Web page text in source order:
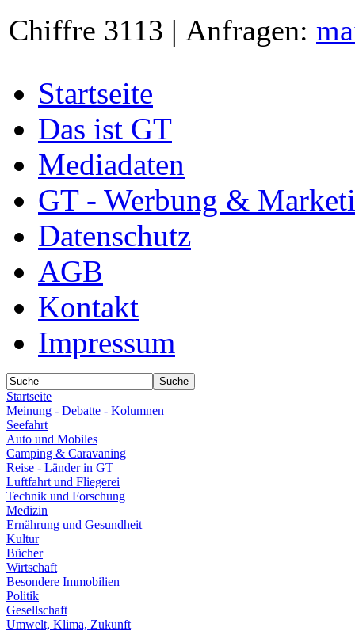
Chiffre 3113 | Anfragen:
Startseite
Das ist GT
Mediadaten
GT - Werbung &
Datenschutz
AGB
Kontakt
Impressum
Startseite
Meinung - Debatte - Kolumnen
Seefahrt
Auto und Mobiles
Camping & Caravaning
Reise - Länder in GT
Luftfahrt und Fliegerei
Technik und Forschung
Medizin
Ernährung und Gesundheit
Kultur
Bücher
Wirtschaft
Besondere Immobilien
Politik
Gesellschaft
Umwelt, Klima, Zukunft